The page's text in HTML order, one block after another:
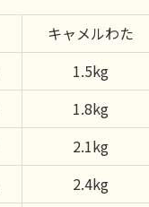
キャメルわた
1.5kg
1.8kg
2.1kg
2.4kg